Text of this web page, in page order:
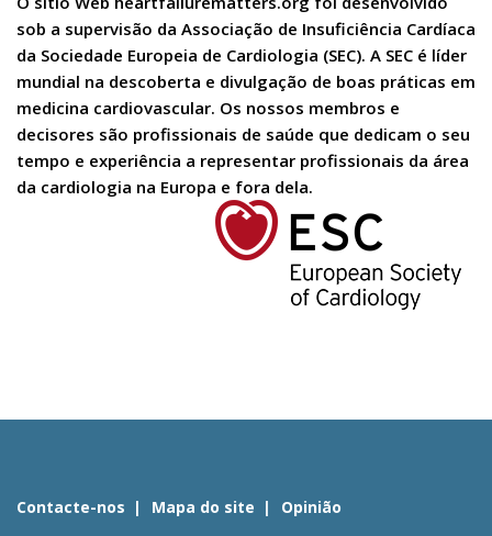
sob a supervisão da Associação de Insuficiência Cardíaca
da Sociedade Europeia de Cardiologia (SEC). A SEC é líder
mundial na descoberta e divulgação de boas práticas em
medicina cardiovascular. Os nossos membros e
decisores são profissionais de saúde que dedicam o seu
tempo e experiência a representar profissionais da área
da cardiologia na Europa e fora dela.
Contacte-nos Mapa do site
Opinião